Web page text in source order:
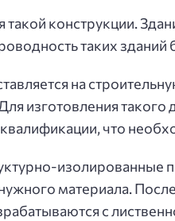
конструкции.
таких
на
изготовления
что
изолированные
материала.
с